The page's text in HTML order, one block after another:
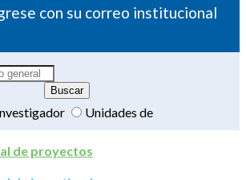
con su correo institucional
Unidades de
de proyectos